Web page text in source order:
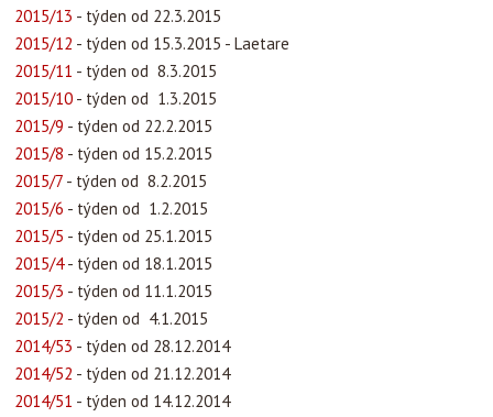
2015/13 - týden od 22.3.2015
2015/12 - týden od 15.3.2015 - Laetare
2015/11 - týden od 8.3.2015
2015/10 - týden od 1.3.2015
2015/9 - týden od 22.2.2015
2015/8 - týden od 15.2.2015
2015/7 - týden od 8.2.2015
2015/6 - týden od 1.2.2015
2015/5 - týden od 25.1.2015
2015/4- týden od 18.1.2015
2015/3 - týden od 11.1.2015
2015/2 - týden od 4.1.2015
2014/53 - týden od 28.12.2014
2014/52 - týden od 21.12.2014
2014/51 - týden od 14.12.2014